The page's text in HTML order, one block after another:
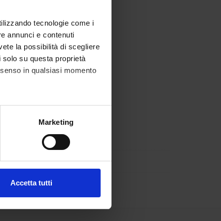
tecnologie come i
annunci e contenuti
la possibilità di scegliere
su questa proprietà
in qualsiasi momento
metro,Marketing
Accetta tutti